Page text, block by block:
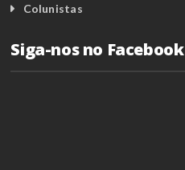
Colunistas
Siga-nos no Facebook